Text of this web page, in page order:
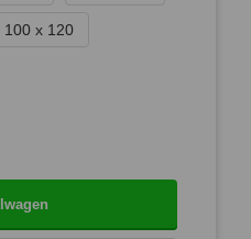
100 x 120